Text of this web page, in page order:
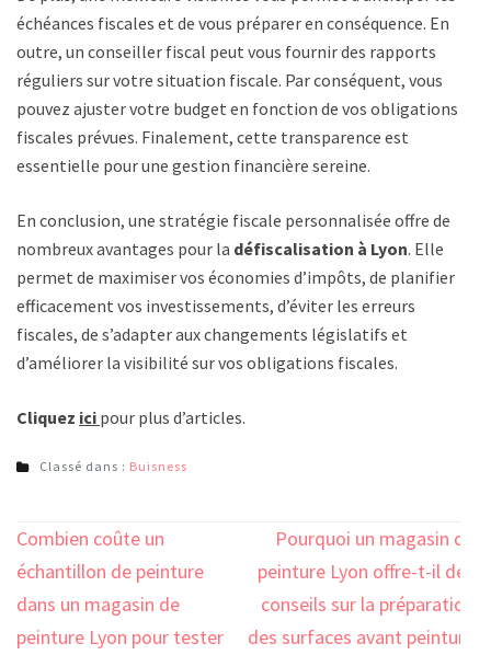
échéances fiscales et de vous préparer en conséquence. En
outre, un conseiller fiscal peut vous fournir des rapports
réguliers sur votre situation fiscale. Par conséquent, vous
pouvez ajuster votre budget en fonction de vos obligations
fiscales prévues. Finalement, cette transparence est
essentielle pour une gestion financière sereine.
En conclusion, une stratégie fiscale personnalisée offre de
nombreux avantages pour la défiscalisation à Lyon. Elle
permet de maximiser vos économies d’impôts, de planifier
efficacement vos investissements, d’éviter les erreurs
fiscales, de s’adapter aux changements législatifs et
d’améliorer la visibilité sur vos obligations fiscales.
Cliquez ici pour plus d’articles.
Classé dans : Buisness
Navigation
de
l’article
Combien coûte un
échantillon de peinture
dans un magasin de
peinture Lyon pour tester
Pourquoi un magasin de
peinture Lyon offre-t-il des
conseils sur la préparation
des surfaces avant peinture